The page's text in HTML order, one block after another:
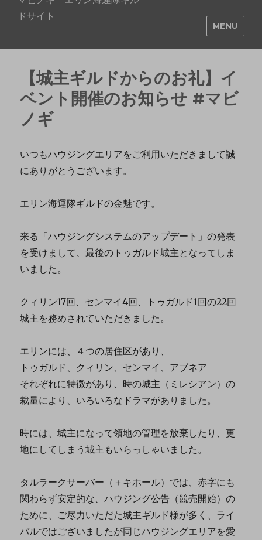
ドサイト
MENU
【城主ギルドからのお礼】イ
ベント開催のお知らせ #マビ
ノギ
いつもハウジングエリアをご利用いただきまして誠
にありがとうございます。
エリン海運隊ギルドの金魅です。
来る「ハウジングシステムのアップデート」の発表
を受けまして、最後のトゥガルド城主となってしま
いました。
クィリン17回、センマイ4回、トゥガルド1回の22回
城主を務めされていただきました。
エリンには、４つの居住区があり、
トゥガルド、クィリン、センマイ、アブネア
それぞれに特徴があり、時の城主（ミレシアン）の
裁量により、いろいろなドラマがありました。
時には、城主になって領地の管理を放棄したり、更
地にしてしまう城主もいらっしゃいました。
タルラークサーバー（＋キホール）では、赤字にも
関わらず安定的な、ハウジング公告（競売開始）の
ために、ご尽力いただた城主ギルド様が多く、ライ
バルではございましたが同じハウジングエリアを愛